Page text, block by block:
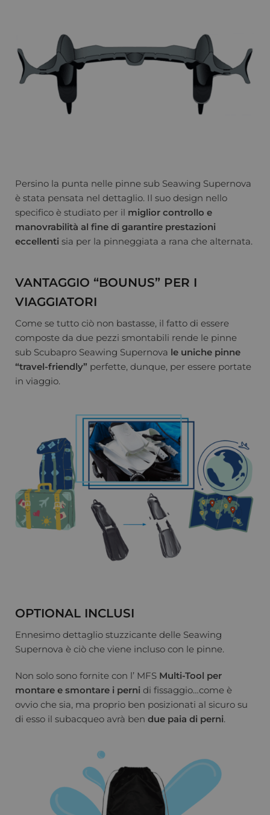
Persino la punta nelle pinne sub Seawing Supernova
è stata pensata nel dettaglio. Il suo design nello
specifico è studiato per il miglior controllo e
manovrabilità al fine di garantire prestazioni
eccellenti sia per la pinneggiata a rana che alternata.
VANTAGGIO “BOUNUS” PER I
VIAGGIATORI
Come se tutto ciò non bastasse, il fatto di essere
composte da due pezzi smontabili rende le pinne
sub Scubapro Seawing Supernova le uniche pinne
“travel-friendly” perfette, dunque, per essere portate
in viaggio.
OPTIONAL INCLUSI
Ennesimo dettaglio stuzzicante delle Seawing
Supernova è ciò che viene incluso con le pinne.
Non solo sono fornite con l’ MFS Multi-Tool per
montare e smontare i perni di fissaggio…come è
ovvio che sia, ma proprio ben posizionati al sicuro su
di esso il subacqueo avrà ben due paia di perni.